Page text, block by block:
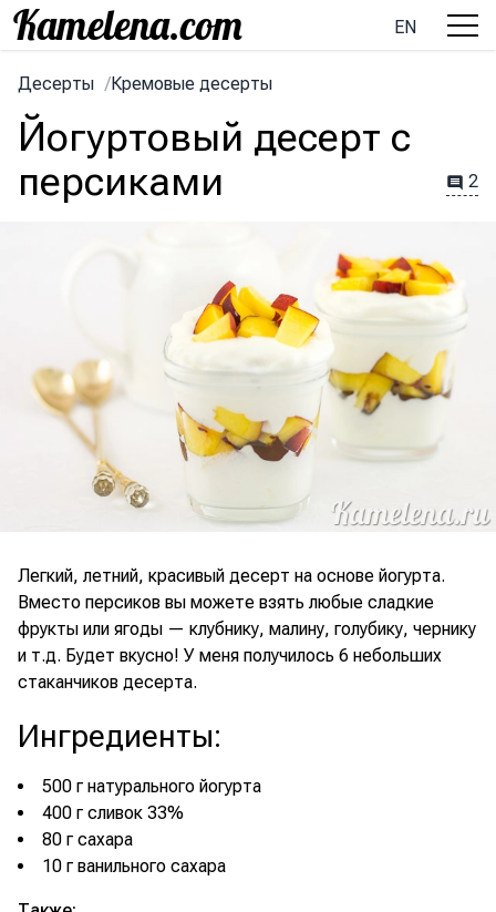
EN
Десерты /Кремовые десерты
Йогуртовый десерт с
персиками
2
Легкий, летний, красивый десерт на основе йогурта.
Вместо персиков вы можете взять любые сладкие
фрукты или ягоды — клубнику, малину, голубику, чернику
и т.д. Будет вкусно! У меня получилось 6 небольших
стаканчиков десерта.
Ингредиенты:
500 г натурального йогурта
400 г сливок 33%
80 г сахара
10 г ванильного сахара